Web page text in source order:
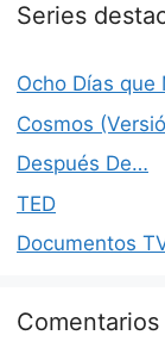
Series
Ocho Días que
Cosmos
Después De…
TED
Documentos